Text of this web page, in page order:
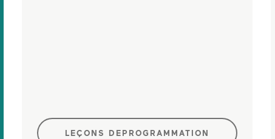
LEÇONS DEPROGRAMMATION